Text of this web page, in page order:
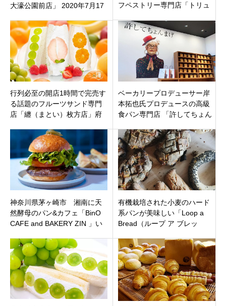
大濠公園前店」 2020年7月17
フペストリー専門店「トリュ
プン
行列必至の開店1時間で完売す
る話題のフルーツサンド専門
店「纏（まとい）枚方店」府
ベーカリープロデューサー岸
本拓也氏プロデュースの高級
食パン専門店 「許してちょん
咲町
神奈川県茅ヶ崎市 湘南に天
然酵母のパン&カフェ「BinO
CAFE and BAKERY ZIN 」い
有機栽培された小麦のハード
系パンが美味しい「Loop a
Bread（ループ ア ブレッ
オープン